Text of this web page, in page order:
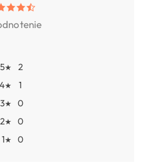
5★
2
4★
1
3★
0
2★
0
1★ 0